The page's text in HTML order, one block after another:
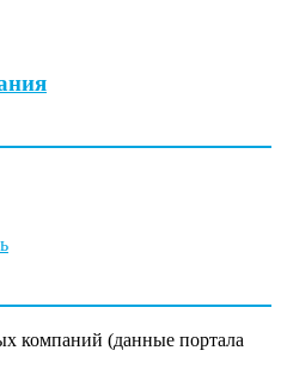
компаний (данные портала